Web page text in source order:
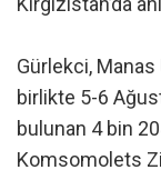
Gürlekci, Manas
birlikte 5-6
bulunan 4 bin
Komsomolets